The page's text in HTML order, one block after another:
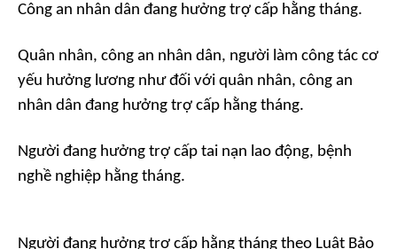
Công an nhân dân đang hưởng trợ cấp hằng tháng.
Quân nhân, công an nhân dân, người làm công tác cơ
yếu hưởng lương như đối với quân nhân, công an
nhân dân đang hưởng trợ cấp hằng tháng.
Người đang hưởng trợ cấp tai nạn lao động, bệnh
nghề nghiệp hằng tháng.
Người đang hưởng trợ cấp hằng tháng theo Luật Bảo